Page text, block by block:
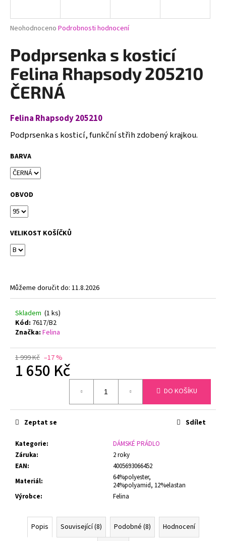
Průměrné
produktu
je
0,0
z
5
hvězdiček.
Neohodnoceno Podrobnosti hodnocení
Podprsenka s kosticí
Felina Rhapsody 205210
ČERNÁ
Felina Rhapsody 205210
Podprsenka s kosticí, funkční střih zdobený krajkou.
BARVA
OBVOD
VELIKOST KOŠÍČKŮ
Můžeme doručit do: 11.8.2026
Skladem (1 ks)
Kód: 7617/B2
Značka: Felina
1 999 Kč –17 %
1 650 Kč
DO KOŠÍKU
Kategorie:
DÁMSKÉ PRÁDLO
Záruka:
2 roky
EAN:
4005693066452
Materiál:
64%polyester,
24%polyamid, 12%elastan
Výrobce: Felina
Zeptat se Sdílet
Popis Související (8) Podobné (8)
Hodnocení
j
t
?
HLEDAT
D
o
o
r
u
č
u
j
e
PODPRSENKA
KOSTICÍ
CONTURELLE
PROVENCE
80505
ČERNÁ
Původně:
Kč